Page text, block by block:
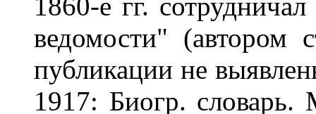
ведомости"
публикации не
1917: Биогр.